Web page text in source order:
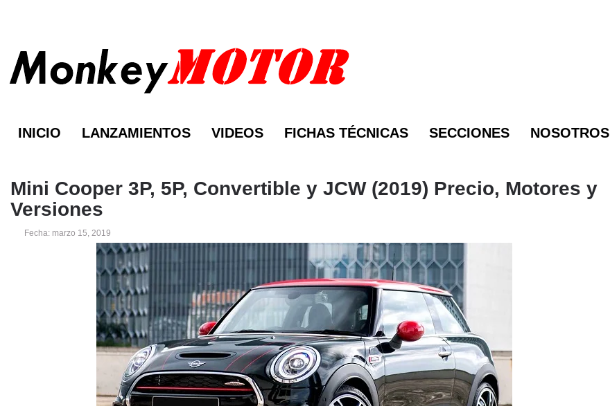
INICIO LANZAMIENTOS VIDEOS FICHAS TÉCNICAS SECCIONES NOSOTROS
Mini Cooper 3P, 5P, Convertible y JCW (2019) Precio, Motores y
Versiones
Fecha: marzo 15, 2019